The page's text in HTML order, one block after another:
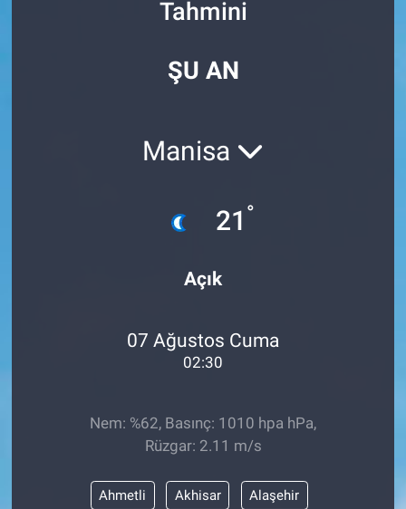
Tahmini
ŞU AN
Manisa
21 °
Açık
07 Ağustos Cuma
02:30
Nem: %62, Basınç: 1010 hpa hPa,
Rüzgar: 2.11 m/s
Ahmetli Akhisar Alaşehir